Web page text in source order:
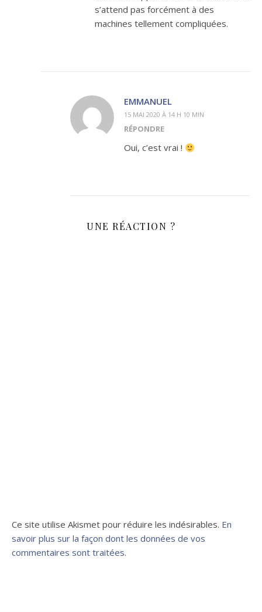
s’attend pas forcément à des
machines tellement compliquées.
EMMANUEL
15 MAI 2020 À 14 H 10 MIN
RÉPONDRE
Oui, c’est vrai !
UNE RÉACTION ?
Ce site utilise Akismet pour réduire les indésirables. En
savoir plus sur la façon dont les données de vos
commentaires sont traitées.